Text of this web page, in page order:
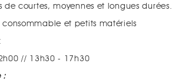
de courtes, moyennes et longues durées.
consommable et petits matériels
// 13h30 - 17h30
: